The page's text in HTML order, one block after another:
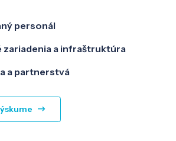
personál
zariadenia a infraštruktúra
a partnerstvá